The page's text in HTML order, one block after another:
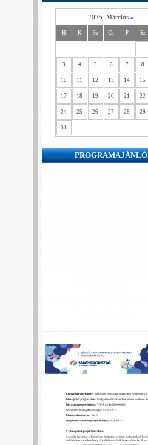
2025. Március »
H K Sz Cs P Sz
1
3 4 5 6 7 8
10 11 12 13 14 15
17 18 19 20 21 22
24 25 26 27 28 29
31
PROGRAMAJÁNLÓ